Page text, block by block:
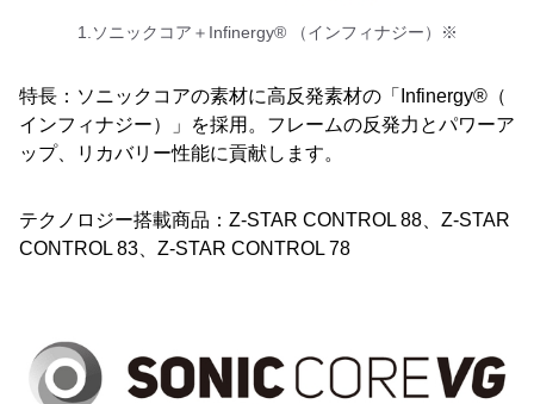
1.ソニックコア＋Infinergy® （インフィナジー）※
特長：ソニックコアの素材に高反発素材の「Infinergy®（
インフィナジー）」を採用。フレームの反発力とパワーア
ップ、リカバリー性能に貢献します。
テクノロジー搭載商品：Z-STAR CONTROL 88、Z-STAR
CONTROL 83、Z-STAR CONTROL 78